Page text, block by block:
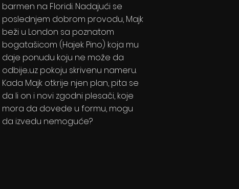
barmen na Floridi. Nadajući se
poslednjem dobrom provodu, Majk
beži u London sa poznatom
bogatašicom (Hajek Pino) koja mu
daje ponudu koju ne može da
odbije...uz pokoju skrivenu nameru.
Kada Majk otkrije njen plan, pita se
da li on i novi zgodni plesači, koje
mora da dovede u formu, mogu
da izvedu nemoguće?